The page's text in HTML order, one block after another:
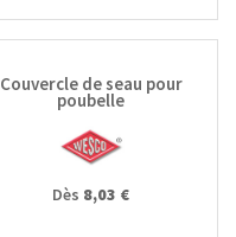
Couvercle de seau pour
poubelle
Dès 8,03 €